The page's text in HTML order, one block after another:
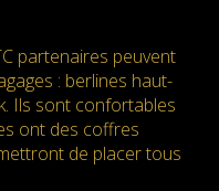
partenaires peuvent
: berlines haut-
Ils sont confortables
ont des coffres
de placer tous